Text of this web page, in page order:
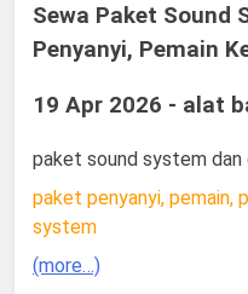
Sewa Paket Sound
Penyanyi, Pemain
19 Apr 2026 - alat
paket sound system dan
paket penyanyi, pemain,
system
(more…)